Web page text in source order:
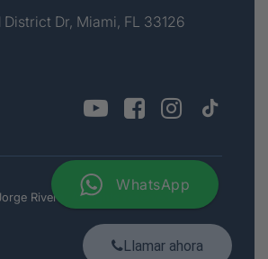
Dr, Miami, FL 33126
Rivera. All rights reserved
Llamar ahora
WhatsApp